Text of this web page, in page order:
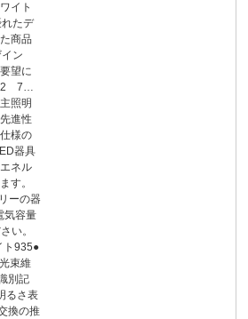
イト
たデ
商品
ン
望に
2 7…
照明
進性
様の
器具
ネル
す。
ーの器
気容量
い。
ト935●
束維
別記
るさ表
換の推